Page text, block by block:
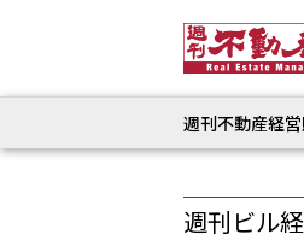
週刊不動産経
週刊ビル